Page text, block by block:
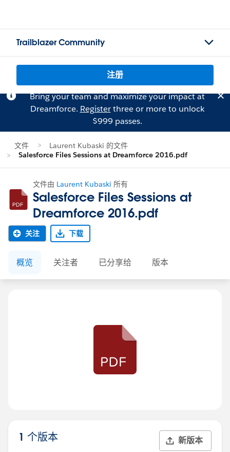
Trailblazer Community
注册
Bring your team and maximize your impact at
Dreamforce. Registerthree or more to unlock
$999 passes.
文件
Laurent Kubaski 的文件
Salesforce Files Sessions at Dreamforce 2016.pdf
文件由 Laurent Kubaski 所有
Salesforce Files Sessions at
Dreamforce 2016.pdf
关注 下载
概览 关注者 已分享给 版本
1 个版本 新版本